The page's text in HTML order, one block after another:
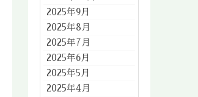
2025年9月
2025年8月
2025年7月
2025年6月
2025年5月
2025年4月